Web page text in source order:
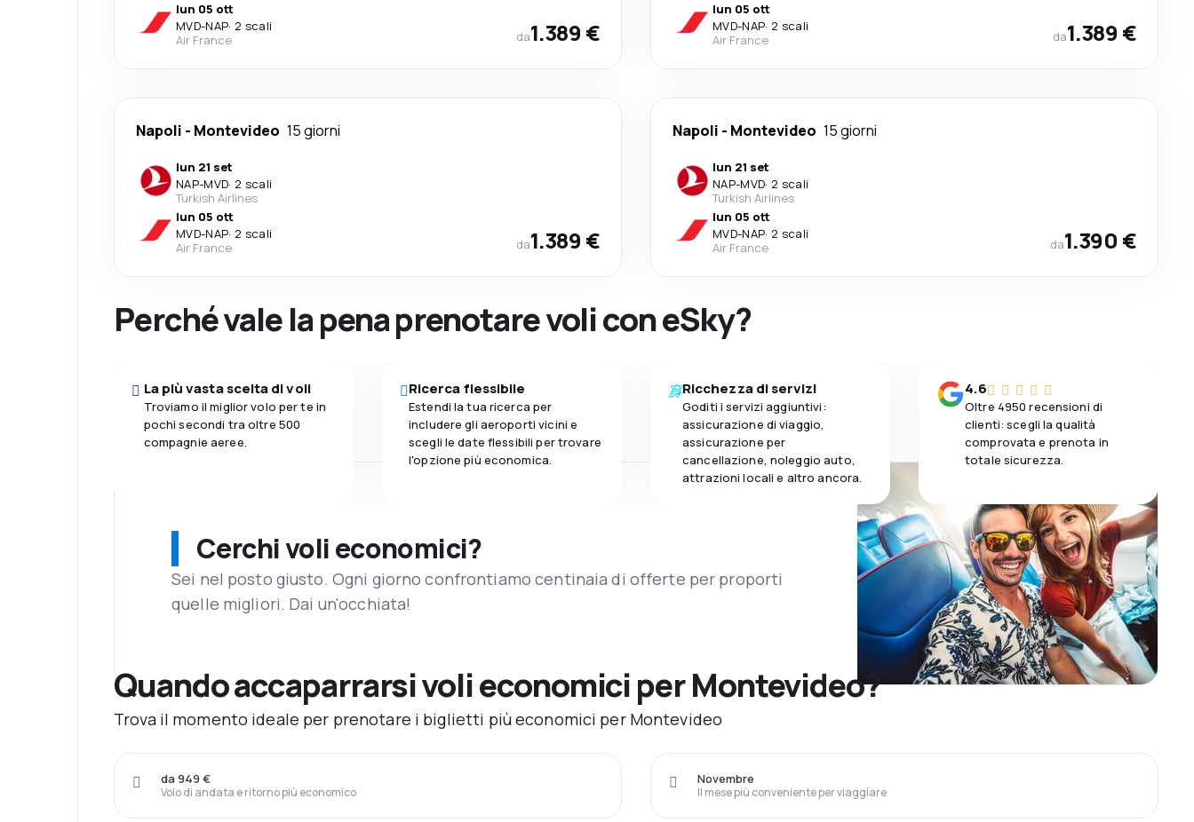
lun 05 ott
MVD-NAP· 2 scali
Air France
da1.389 €
lun 05 ott
MVD-NAP· 2 scali
Air France
da1.389 €
Napoli - Montevideo 15 giorni
lun 21 set
NAP-MVD· 2 scali
Turkish Airlines
lun 05 ott
MVD-NAP· 2 scali
Air France
da1.389 €
Napoli - Montevideo 15 giorni
lun 21 set
NAP-MVD· 2 scali
Turkish Airlines
lun 05 ott
MVD-NAP· 2 scali
Air France
da1.390 €
Perché vale la pena prenotare voli con eSky?
La più vasta scelta di voli
Troviamo il miglior volo per te in
pochi secondi tra oltre 500
compagnie aeree.
Ricerca flessibile
Estendi la tua ricerca per
includere gli aeroporti vicini e
scegli le date flessibili per trovare
l'opzione più economica.
Ricchezza di servizi
Goditi i servizi aggiuntivi:
assicurazione di viaggio,
assicurazione per
cancellazione, noleggio auto,
attrazioni locali e altro ancora.
4.6
Oltre 4950 recensioni di
clienti: scegli la qualità
comprovata e prenota in
totale sicurezza.
Cerchi voli economici?
Sei nel posto giusto. Ogni giorno confrontiamo centinaia di offerte per proporti
quelle migliori. Dai un'occhiata!
Quando accaparrarsi voli economici per Montevideo?
Trova il momento ideale per prenotare i biglietti più economici per Montevideo
Volo di andata e ritorno più economico
da 949 €
Il mese più conveniente per viaggiare
Novembre